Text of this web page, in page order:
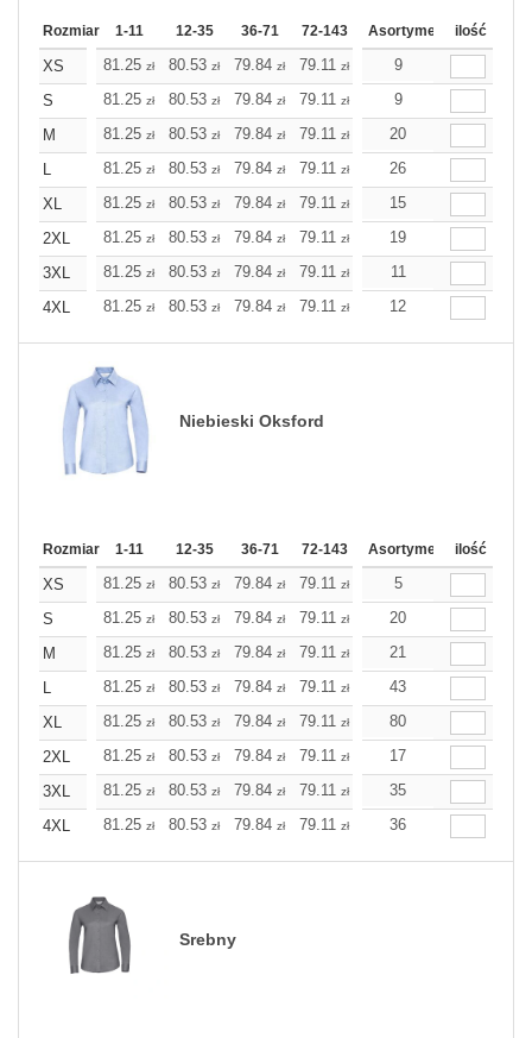
Rozmiar 1-11 12-35 36-71 72-143 144-287 288 Dodaj
Asortyment ilość
XS 81.25 zł 80.53 zł 79.84 zł 79.11 zł 78.43
9
S
81.25 zł 80.53 zł 79.84 zł 79.11 zł 78.43
9
M
81.25 zł 80.53 zł 79.84 zł 79.11 zł 78.43
20
L
81.25 zł 80.53 zł 79.84 zł 79.11 zł 78.43
26
XL
81.25 zł 80.53 zł 79.84 zł 79.11 zł 78.43
15
2XL
81.25 zł 80.53 zł 79.84 zł 79.11 zł 78.43
19
3XL
81.25 zł 80.53 zł 79.84 zł 79.11 zł 78.43
11
4XL
81.25 zł 80.53 zł 79.84 zł 79.11 zł 78.43
12
Niebieski Oksford
Rozmiar 1-11 12-35 36-71 72-143 144-287 288 Dodaj
Asortyment ilość
XS 81.25 zł 80.53 zł 79.84 zł 79.11 zł 78.43
5
S
81.25 zł 80.53 zł 79.84 zł 79.11 zł 78.43
20
M
81.25 zł 80.53 zł 79.84 zł 79.11 zł 78.43
21
L
81.25 zł 80.53 zł 79.84 zł 79.11 zł 78.43
43
XL
81.25 zł 80.53 zł 79.84 zł 79.11 zł 78.43
80
2XL
81.25 zł 80.53 zł 79.84 zł 79.11 zł 78.43
17
3XL
81.25 zł 80.53 zł 79.84 zł 79.11 zł 78.43
35
4XL
81.25 zł 80.53 zł 79.84 zł 79.11 zł 78.43
36
Srebny